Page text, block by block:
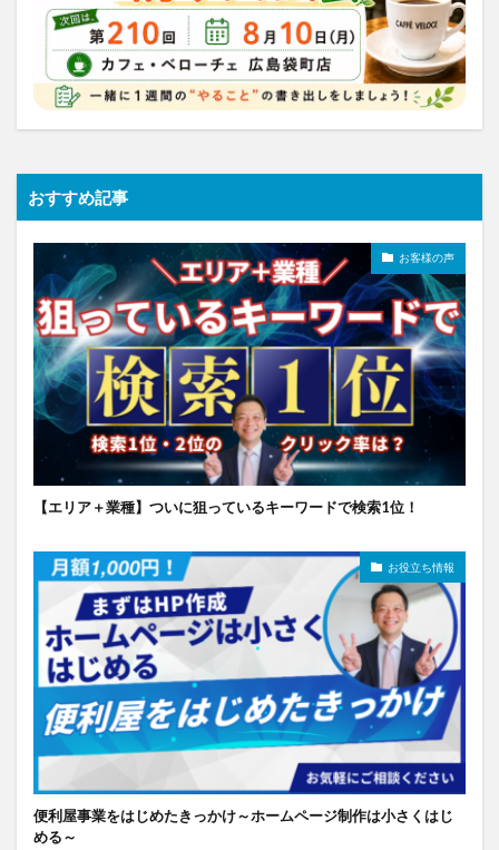
おすすめ記事
お客様の声
【エリア＋業種】ついに狙っているキーワードで検索1位！
お役立ち情報
便利屋事業をはじめたきっかけ～ホームページ制作は小さくはじ
める～